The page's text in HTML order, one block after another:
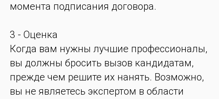
момента подписания договора.
3 - Оценка
Когда вам нужны лучшие профессионалы,
вы должны бросить вызов кандидатам,
прежде чем решите их нанять. Возможно,
вы не являетесь экспертом в области